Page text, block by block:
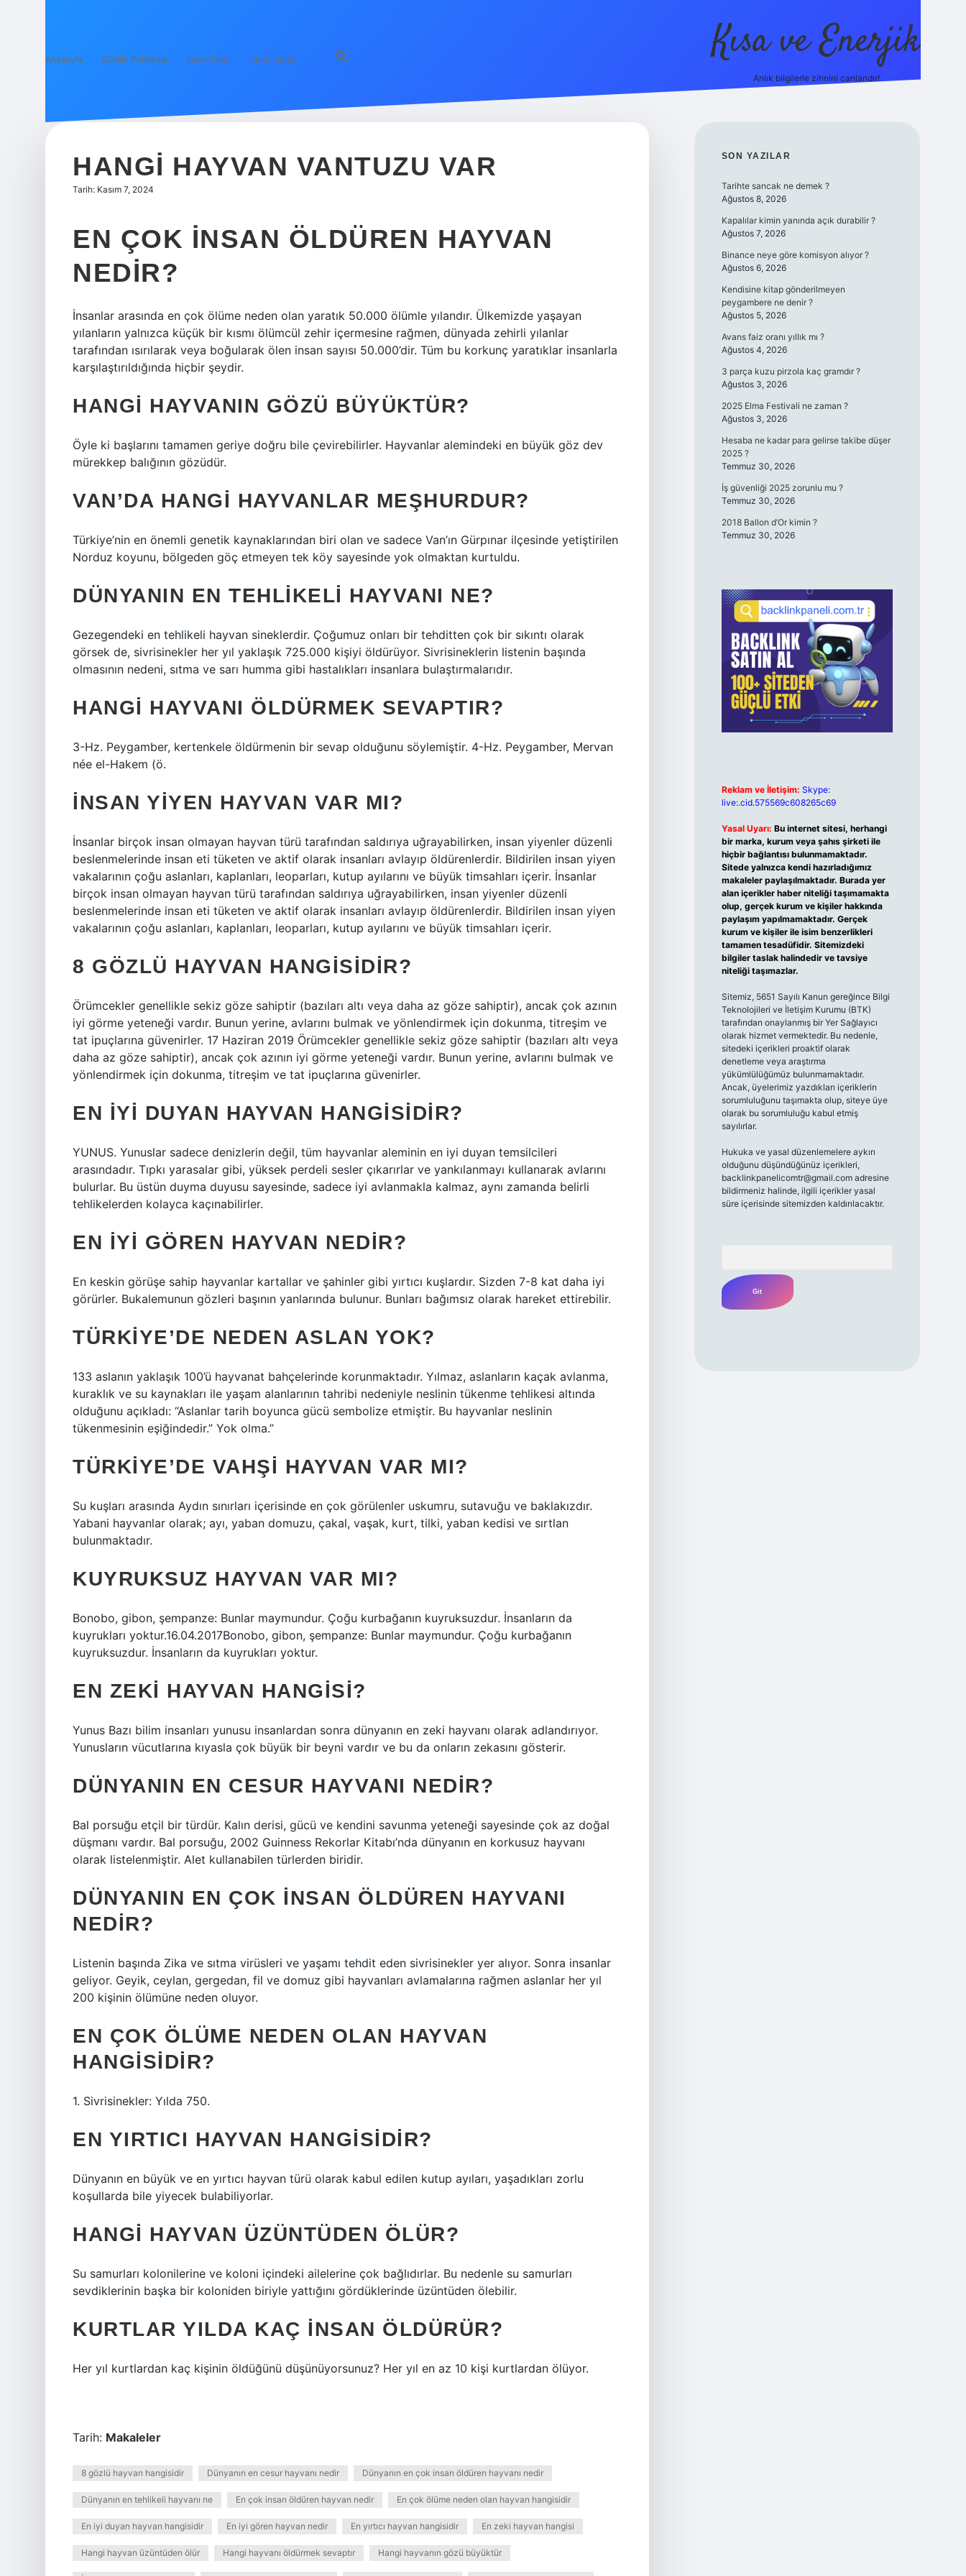
Anasayfa Gizlilik Politikası Yasal Uyarı Hakkımızda Kısa ve Enerjik
Anlık bilgilerle zihnini canlandır!
HANGI HAYVAN VANTUZU VAR
Tarih: Kasım 7, 2024
EN ÇOK INSAN ÖLDÜREN HAYVAN
NEDIR?
İnsanlar arasında en çok ölüme neden olan yaratık 50.000 ölümle yılandır. Ülkemizde yaşayan
yılanların yalnızca küçük bir kısmı ölümcül zehir içermesine rağmen, dünyada zehirli yılanlar
tarafından ısırılarak veya boğularak ölen insan sayısı 50.000’dir. Tüm bu korkunç yaratıklar insanlarla
karşılaştırıldığında hiçbir şeydir.
HANGI HAYVANIN GÖZÜ BÜYÜKTÜR?
Öyle ki başlarını tamamen geriye doğru bile çevirebilirler. Hayvanlar alemindeki en büyük göz dev
mürekkep balığının gözüdür.
VAN’DA HANGI HAYVANLAR MEŞHURDUR?
Türkiye’nin en önemli genetik kaynaklarından biri olan ve sadece Van’ın Gürpınar ilçesinde yetiştirilen
Norduz koyunu, bölgeden göç etmeyen tek köy sayesinde yok olmaktan kurtuldu.
DÜNYANIN EN TEHLIKELI HAYVANI NE?
Gezegendeki en tehlikeli hayvan sineklerdir. Çoğumuz onları bir tehditten çok bir sıkıntı olarak
görsek de, sivrisinekler her yıl yaklaşık 725.000 kişiyi öldürüyor. Sivrisineklerin listenin başında
olmasının nedeni, sıtma ve sarı humma gibi hastalıkları insanlara bulaştırmalarıdır.
HANGI HAYVANI ÖLDÜRMEK SEVAPTIR?
3-Hz. Peygamber, kertenkele öldürmenin bir sevap olduğunu söylemiştir. 4-Hz. Peygamber, Mervan
née el-Hakem (ö.
İNSAN YIYEN HAYVAN VAR MI?
İnsanlar birçok insan olmayan hayvan türü tarafından saldırıya uğrayabilirken, insan yiyenler düzenli
beslenmelerinde insan eti tüketen ve aktif olarak insanları avlayıp öldürenlerdir. Bildirilen insan yiyen
vakalarının çoğu aslanları, kaplanları, leoparları, kutup ayılarını ve büyük timsahları içerir. İnsanlar
birçok insan olmayan hayvan türü tarafından saldırıya uğrayabilirken, insan yiyenler düzenli
beslenmelerinde insan eti tüketen ve aktif olarak insanları avlayıp öldürenlerdir. Bildirilen insan yiyen
vakalarının çoğu aslanları, kaplanları, leoparları, kutup ayılarını ve büyük timsahları içerir.
8 GÖZLÜ HAYVAN HANGISIDIR?
Örümcekler genellikle sekiz göze sahiptir (bazıları altı veya daha az göze sahiptir), ancak çok azının
iyi görme yeteneği vardır. Bunun yerine, avlarını bulmak ve yönlendirmek için dokunma, titreşim ve
tat ipuçlarına güvenirler. 17 Haziran 2019 Örümcekler genellikle sekiz göze sahiptir (bazıları altı veya
daha az göze sahiptir), ancak çok azının iyi görme yeteneği vardır. Bunun yerine, avlarını bulmak ve
yönlendirmek için dokunma, titreşim ve tat ipuçlarına güvenirler.
EN IYI DUYAN HAYVAN HANGISIDIR?
YUNUS. Yunuslar sadece denizlerin değil, tüm hayvanlar aleminin en iyi duyan temsilcileri
arasındadır. Tıpkı yarasalar gibi, yüksek perdeli sesler çıkarırlar ve yankılanmayı kullanarak avlarını
bulurlar. Bu üstün duyma duyusu sayesinde, sadece iyi avlanmakla kalmaz, aynı zamanda belirli
tehlikelerden kolayca kaçınabilirler.
EN IYI GÖREN HAYVAN NEDIR?
En keskin görüşe sahip hayvanlar kartallar ve şahinler gibi yırtıcı kuşlardır. Sizden 7-8 kat daha iyi
görürler. Bukalemunun gözleri başının yanlarında bulunur. Bunları bağımsız olarak hareket ettirebilir.
TÜRKIYE’DE NEDEN ASLAN YOK?
133 aslanın yaklaşık 100’ü hayvanat bahçelerinde korunmaktadır. Yılmaz, aslanların kaçak avlanma,
kuraklık ve su kaynakları ile yaşam alanlarının tahribi nedeniyle neslinin tükenme tehlikesi altında
olduğunu açıkladı: “Aslanlar tarih boyunca gücü sembolize etmiştir. Bu hayvanlar neslinin
tükenmesinin eşiğindedir.” Yok olma.”
TÜRKIYE’DE VAHŞI HAYVAN VAR MI?
Su kuşları arasında Aydın sınırları içerisinde en çok görülenler uskumru, sutavuğu ve baklakızdır.
Yabani hayvanlar olarak; ayı, yaban domuzu, çakal, vaşak, kurt, tilki, yaban kedisi ve sırtlan
bulunmaktadır.
KUYRUKSUZ HAYVAN VAR MI?
Bonobo, gibon, şempanze: Bunlar maymundur. Çoğu kurbağanın kuyruksuzdur. İnsanların da
kuyrukları yoktur.16.04.2017Bonobo, gibon, şempanze: Bunlar maymundur. Çoğu kurbağanın
kuyruksuzdur. İnsanların da kuyrukları yoktur.
EN ZEKI HAYVAN HANGISI?
Yunus Bazı bilim insanları yunusu insanlardan sonra dünyanın en zeki hayvanı olarak adlandırıyor.
Yunusların vücutlarına kıyasla çok büyük bir beyni vardır ve bu da onların zekasını gösterir.
DÜNYANIN EN CESUR HAYVANI NEDIR?
Bal porsuğu etçil bir türdür. Kalın derisi, gücü ve kendini savunma yeteneği sayesinde çok az doğal
düşmanı vardır. Bal porsuğu, 2002 Guinness Rekorlar Kitabı’nda dünyanın en korkusuz hayvanı
olarak listelenmiştir. Alet kullanabilen türlerden biridir.
DÜNYANIN EN ÇOK INSAN ÖLDÜREN HAYVANI
NEDIR?
Listenin başında Zika ve sıtma virüsleri ve yaşamı tehdit eden sivrisinekler yer alıyor. Sonra insanlar
geliyor. Geyik, ceylan, gergedan, fil ve domuz gibi hayvanları avlamalarına rağmen aslanlar her yıl
200 kişinin ölümüne neden oluyor.
EN ÇOK ÖLÜME NEDEN OLAN HAYVAN
HANGISIDIR?
1. Sivrisinekler: Yılda 750.
EN YIRTICI HAYVAN HANGISIDIR?
Dünyanın en büyük ve en yırtıcı hayvan türü olarak kabul edilen kutup ayıları, yaşadıkları zorlu
koşullarda bile yiyecek bulabiliyorlar.
HANGI HAYVAN ÜZÜNTÜDEN ÖLÜR?
Su samurları kolonilerine ve koloni içindeki ailelerine çok bağlıdırlar. Bu nedenle su samurları
sevdiklerinin başka bir koloniden biriyle yattığını gördüklerinde üzüntüden ölebilir.
KURTLAR YILDA KAÇ INSAN ÖLDÜRÜR?
Her yıl kurtlardan kaç kişinin öldüğünü düşünüyorsunuz? Her yıl en az 10 kişi kurtlardan ölüyor.
Tarih: Makaleler
8 gözlü hayvan hangisidir Dünyanın en cesur hayvanı nedir Dünyanın en çok insan öldüren hayvanı nedir
Dünyanın en tehlikeli hayvanı ne En çok insan öldüren hayvan nedir En çok ölüme neden olan hayvan hangisidir
En iyi duyan hayvan hangisidir En iyi gören hayvan nedir En yırtıcı hayvan hangisidir En zeki hayvan hangisi
Hangi hayvan üzüntüden ölür Hangi hayvanı öldürmek sevaptır Hangi hayvanın gözü büyüktür
SIDEBAR
SON YAZILAR
Tarihte sancak ne demek ?
Ağustos 8, 2026
Kapalılar kimin yanında açık durabilir ?
Ağustos 7, 2026
Binance neye göre komisyon alıyor ?
Ağustos 6, 2026
Kendisine kitap gönderilmeyen
peygambere ne denir ?
Ağustos 5, 2026
Avans faiz oranı yıllık mı ?
Ağustos 4, 2026
3 parça kuzu pirzola kaç gramdır ?
Ağustos 3, 2026
2025 Elma Festivali ne zaman ?
Ağustos 3, 2026
Hesaba ne kadar para gelirse takibe düşer
2025 ?
Temmuz 30, 2026
İş güvenliği 2025 zorunlu mu ?
Temmuz 30, 2026
2018 Ballon d’Or kimin ?
Temmuz 30, 2026
Reklam ve İletişim: Skype:
live:.cid.575569c608265c69
Yasal Uyarı: Bu internet sitesi, herhangi
bir marka, kurum veya şahıs şirketi ile
hiçbir bağlantısı bulunmamaktadır.
Sitede yalnızca kendi hazırladığımız
makaleler paylaşılmaktadır. Burada yer
alan içerikler haber niteliği taşımamakta
olup, gerçek kurum ve kişiler hakkında
paylaşım yapılmamaktadır. Gerçek
kurum ve kişiler ile isim benzerlikleri
tamamen tesadüfidir. Sitemizdeki
bilgiler taslak halindedir ve tavsiye
niteliği taşımazlar.
Sitemiz, 5651 Sayılı Kanun gereğince Bilgi
Teknolojileri ve İletişim Kurumu (BTK)
tarafından onaylanmış bir Yer Sağlayıcı
olarak hizmet vermektedir. Bu nedenle,
sitedeki içerikleri proaktif olarak
denetleme veya araştırma
yükümlülüğümüz bulunmamaktadır.
Ancak, üyelerimiz yazdıkları içeriklerin
sorumluluğunu taşımakta olup, siteye üye
olarak bu sorumluluğu kabul etmiş
sayılırlar.
Hukuka ve yasal düzenlemelere aykırı
olduğunu düşündüğünüz içerikleri,
backlinkpanelicomtr@gmail.comadresine
bildirmeniz halinde, ilgili içerikler yasal
süre içerisinde sitemizden kaldırılacaktır.